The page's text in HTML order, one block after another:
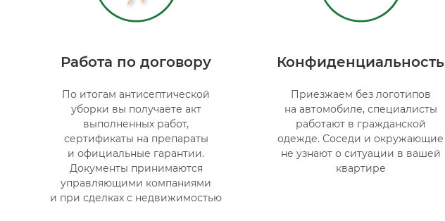
Работа по договору
По итогам антисептической
уборки вы получаете акт
выполненных работ,
сертификаты на препараты
и официальные гарантии.
Документы принимаются
управляющими компаниями
и при сделках с недвижимостью
Конфиденциальность
Приезжаем без логотипов
на автомобиле, специалисты
работают в гражданской
одежде. Соседи и окружающие
не узнают о ситуации в вашей
квартире